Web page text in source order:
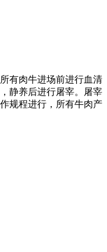
有肉牛进场前进行血清
静养后进行屠宰。屠宰
规程进行，所有牛肉产